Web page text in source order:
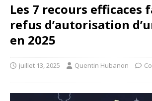
Les 7 recours efficaces
refus d’autorisation
en 2025
juillet 13, 2025 Quentin Hubanon